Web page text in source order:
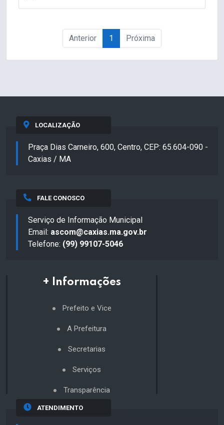
Anterior 1 Próxima
LOCALIZAÇÃO
Praça Dias Carneiro, 600, Centro, CEP: 65.604-090 -
Caxias / MA
FALE CONOSCO
Serviço de Informação Municipal
Email: ascom@caxias.ma.gov.br
Telefone: (99) 99107-5046
+ Informações
Prefeito e Vice
A Prefeitura
Secretarias
Serviços
Transparência
ATENDIMENTO